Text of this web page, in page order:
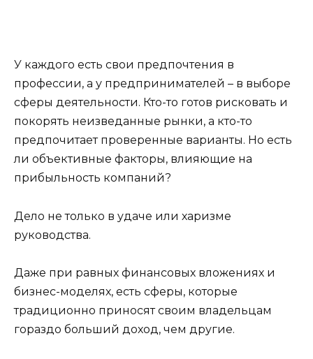
У каждого есть свои предпочтения в
профессии, а у предпринимателей – в выборе
сферы деятельности. Кто-то готов рисковать и
покорять неизведанные рынки, а кто-то
предпочитает проверенные варианты. Но есть
ли объективные факторы, влияющие на
прибыльность компаний?
Дело не только в удаче или харизме
руководства.
Даже при равных финансовых вложениях и
бизнес-моделях, есть сферы, которые
традиционно приносят своим владельцам
гораздо больший доход, чем другие.